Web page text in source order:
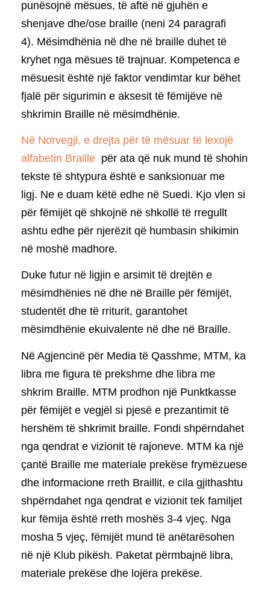
punësojnë mësues, të aftë në gjuhën e
shenjave dhe/ose braille (neni 24 paragrafi
4). Mësimdhënia në dhe në braille duhet të
kryhet nga mësues të trajnuar. Kompetenca e
mësuesit është një faktor vendimtar kur bëhet
fjalë për sigurimin e aksesit të fëmijëve në
shkrimin Braille në mësimdhënie.
Në Norvegji, e drejta për të mësuar të lexojë
alfabetin Braille për ata që nuk mund të shohin
tekste të shtypura është e sanksionuar me
ligj. Ne e duam këtë edhe në Suedi. Kjo vlen si
për fëmijët që shkojnë në shkollë të rregullt
ashtu edhe për njerëzit që humbasin shikimin
në moshë madhore.
Duke futur në ligjin e arsimit të drejtën e
mësimdhënies në dhe në Braille për fëmijët,
studentët dhe të rriturit, garantohet
mësimdhënie ekuivalente në dhe në Braille.
Në Agjencinë për Media të Qasshme, MTM, ka
libra me figura të prekshme dhe libra me
shkrim Braille. MTM prodhon një Punktkasse
për fëmijët e vegjël si pjesë e prezantimit të
hershëm të shkrimit braille. Fondi shpërndahet
nga qendrat e vizionit të rajoneve. MTM ka një
çantë Braille me materiale prekëse frymëzuese
dhe informacione rreth Braillit, e cila gjithashtu
shpërndahet nga qendrat e vizionit tek familjet
kur fëmija është rreth moshës 3-4 vjeç. Nga
mosha 5 vjeç, fëmijët mund të anëtarësohen
në një Klub pikësh. Paketat përmbajnë libra,
materiale prekëse dhe lojëra prekëse.